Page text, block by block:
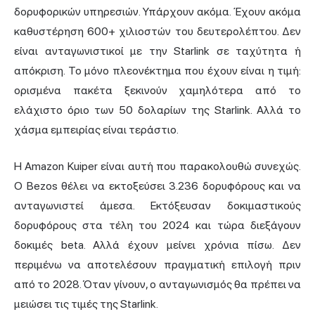
δορυφορικών υπηρεσιών. Υπάρχουν ακόμα. Έχουν ακόμα
καθυστέρηση 600+ χιλιοστών του δευτερολέπτου. Δεν
είναι ανταγωνιστικοί με την Starlink σε ταχύτητα ή
απόκριση. Το μόνο πλεονέκτημα που έχουν είναι η τιμή:
ορισμένα πακέτα ξεκινούν χαμηλότερα από το
ελάχιστο όριο των 50 δολαρίων της Starlink. Αλλά το
χάσμα εμπειρίας είναι τεράστιο.
Η Amazon Kuiper είναι αυτή που παρακολουθώ συνεχώς.
Ο Bezos θέλει να εκτοξεύσει 3.236 δορυφόρους και να
ανταγωνιστεί άμεσα. Εκτόξευσαν δοκιμαστικούς
δορυφόρους στα τέλη του 2024 και τώρα διεξάγουν
δοκιμές beta. Αλλά έχουν μείνει χρόνια πίσω. Δεν
περιμένω να αποτελέσουν πραγματική επιλογή πριν
από το 2028. Όταν γίνουν, ο ανταγωνισμός θα πρέπει να
μειώσει τις τιμές της Starlink.